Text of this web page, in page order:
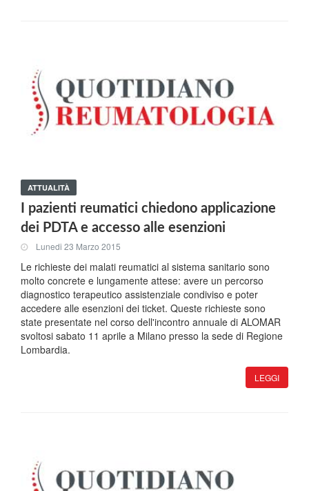
ATTUALITÀ
I pazienti reumatici chiedono applicazione
dei PDTA e accesso alle esenzioni
Lunedi 23 Marzo 2015
Le richieste dei malati reumatici al sistema sanitario sono
molto concrete e lungamente attese: avere un percorso
diagnostico terapeutico assistenziale condiviso e poter
accedere alle esenzioni dei ticket. Queste richieste sono
state presentate nel corso dell'incontro annuale di ALOMAR
svoltosi sabato 11 aprile a Milano presso la sede di Regione
Lombardia.
LEGGI